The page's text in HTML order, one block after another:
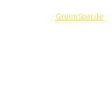
GruenSpar.de